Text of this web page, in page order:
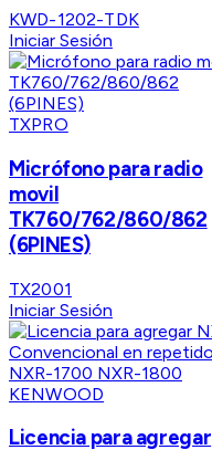
KWD-1202-TDK
Iniciar Sesión
TXPRO
Micrófono para radio
movil
TK760/762/860/862
(6PINES)
TX2001
Iniciar Sesión
KENWOOD
Licencia para agregar